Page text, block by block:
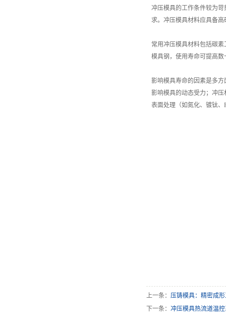
冲压模具的工作条件较为
求。冲压模具材料应具备
常用冲压模具材料包括碳
模具钢，使用寿命可提高
影响模具寿命的因素是多
影响模具的动态受力；冲
表面处理（如氮化、镀钛
上一条： 压铸模具：精密成
下一条： 冲压模具热流道温